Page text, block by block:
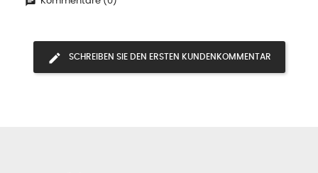
SCHREIBEN SIE DEN ERSTEN KUNDENKOMMENTAR